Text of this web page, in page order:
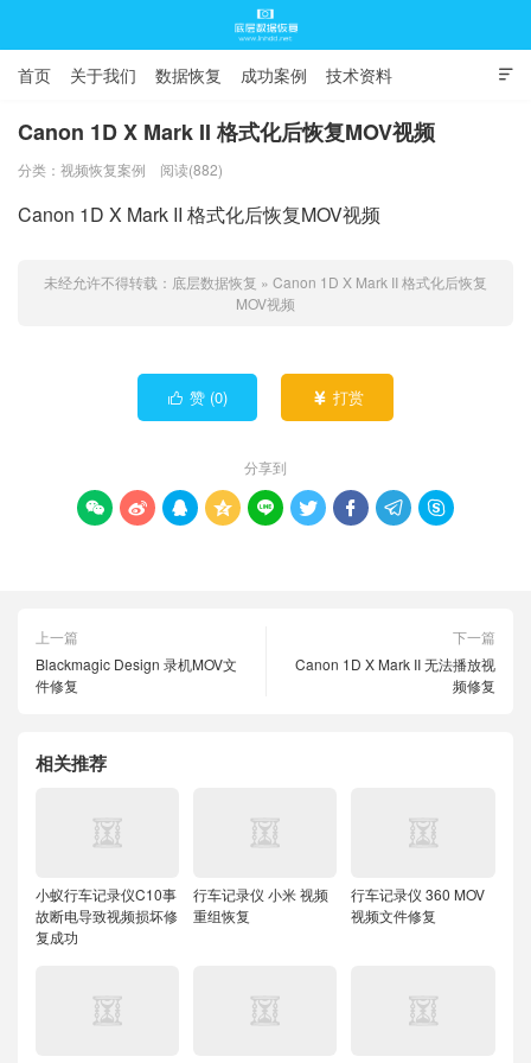

首页 关于我们 数据恢复 成功案例 技术资料
常见问题
Canon 1D X Mark II 格式化后恢复MOV视频
分类： 视频恢复案例 阅读(882)
Canon 1D X Mark II 格式化后恢复MOV视频
未经允许不得转载： 底层数据恢复 » Canon 1D X Mark II 格式化后恢复
MOV视频
 赞 (0)  打赏
分享到
        
上一篇
Blackmagic Design 录机MOV文
件修复
下一篇
Canon 1D X Mark II 无法播放视
频修复
相关推荐
小蚁行车记录仪C10事
故断电导致视频损坏修
复成功
行车记录仪 小米 视频
重组恢复
行车记录仪 360 MOV
视频文件修复